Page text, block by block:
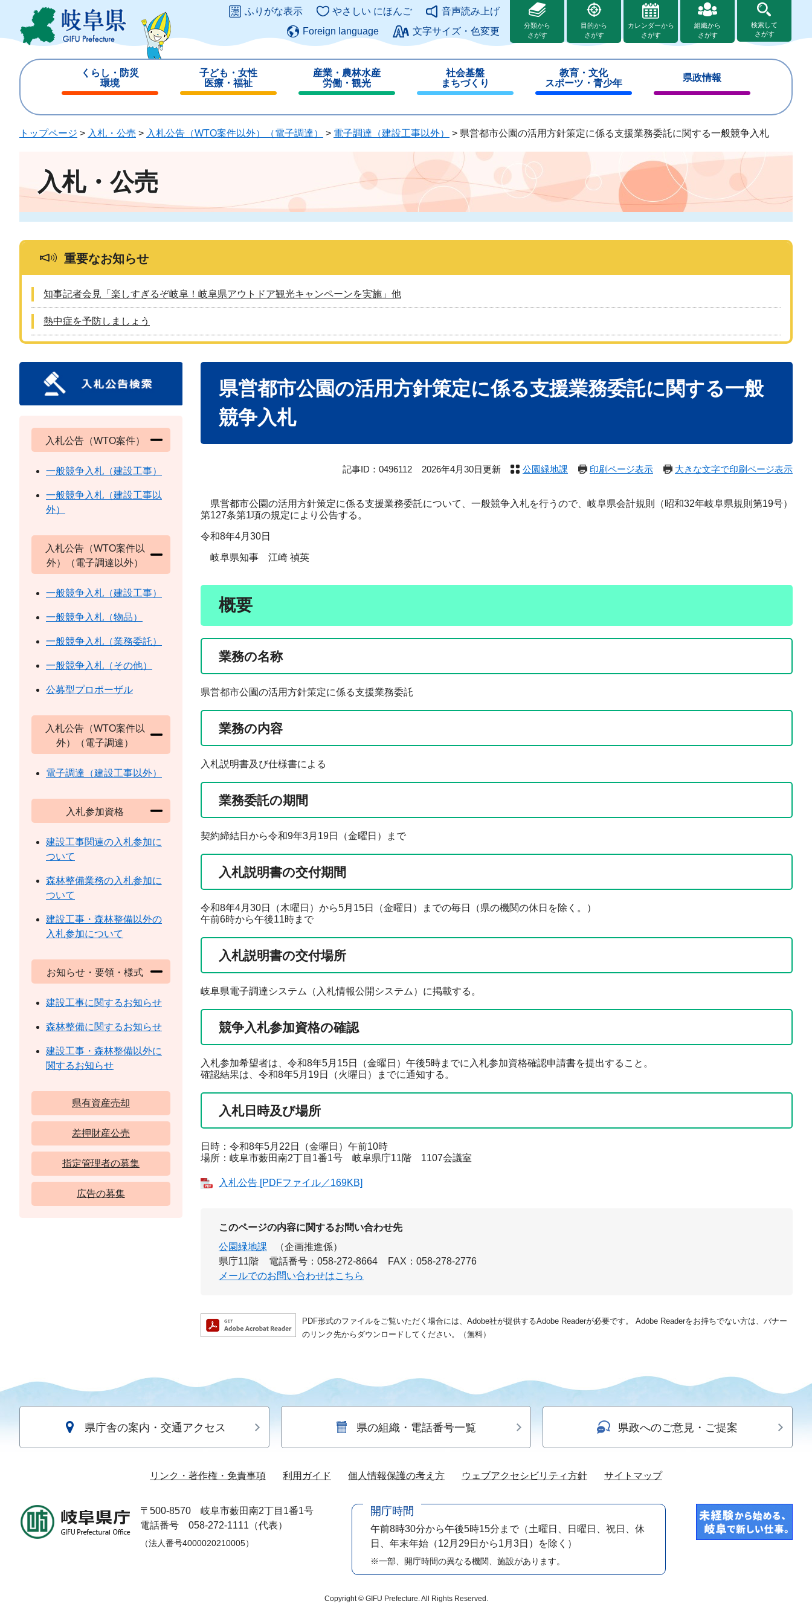
ジ
ュ
このページの本文へ
ふりがな表示 やさしい にほんご
音声読み上げ
Foreign language
文字サイズ・色変更
分類から
さがす
目的から
さがす
カレンダーから
さがす
組織から
さがす
検索して
さがす
くらし・防災
環境
じ
子ども・女性
医療・福祉
じ
る
産業・農林水産
労働・観光
じ
る
社会基盤
まちづくり
じ
る
教育・文化
スポーツ・青少年
じ
る
県政情報
じ
る
トップページ > 入札・公売 > 入札公告（WTO案件以外）（電子調達） > 電子調達（建設工事以外） > 県営都市公園の活用方針策定に係る支援業務委託に関する一般競争入札
入札・公売
重要なお知らせ
知事記者会見「楽しすぎるぞ岐阜！岐阜県アウトドア観光キャンペーンを実施」他
熱中症を予防しましょう
県営都市公園の活用方針策定に係る支援業務委託に関する一般
競争入札
記事ID：0496112 2026年4月30日更新 公園緑地課 印刷ページ表示 大きな文字で印刷ページ表示
県営都市公園の活用方針策定に係る支援業務委託について、一般競争入札を行うので、岐阜県会計規則（昭和32年岐阜県規則第19号）
第127条第1項の規定により公告する。
令和8年4月30日
岐阜県知事 江崎 禎英
概要
業務の名称
県営都市公園の活用方針策定に係る支援業務委託
業務の内容
入札説明書及び仕様書による
業務委託の期間
契約締結日から令和9年3月19日（金曜日）まで
入札説明書の交付期間
令和8年4月30日（木曜日）から5月15日（金曜日）までの毎日（県の機関の休日を除く。）
午前6時から午後11時まで
入札説明書の交付場所
岐阜県電子調達システム（入札情報公開システム）に掲載する。
競争入札参加資格の確認
入札参加希望者は、令和8年5月15日（金曜日）午後5時までに入札参加資格確認申請書を提出すること。
確認結果は、令和8年5月19日（火曜日）までに通知する。
入札日時及び場所
日時：令和8年5月22日（金曜日）午前10時
場所：岐阜市薮田南2丁目1番1号 岐阜県庁11階 1107会議室
入札公告 [PDFファイル／169KB]
このページの内容に関するお問い合わせ先
公園緑地課
（企画推進係）
県庁11階
電話番号：058-272-8664
FAX：058-278-2776
メールでのお問い合わせはこちら
PDF形式のファイルをご覧いただく場合には、Adobe社が提供するAdobe Readerが必要です。
Adobe Readerをお持ちでない方は、バナー
のリンク先からダウンロードしてください。（無料）
入札公告（WTO案件）
一般競争入札（建設工事）
一般競争入札（建設工事以
外）
入札公告（WTO案件以
外）（電子調達以外）
一般競争入札（建設工事）
一般競争入札（物品）
一般競争入札（業務委託）
一般競争入札（その他）
公募型プロポーザル
入札公告（WTO案件以
外）（電子調達）
電子調達（建設工事以外）
入札参加資格
建設工事関連の入札参加に
ついて
森林整備業務の入札参加に
ついて
建設工事・森林整備以外の
入札参加について
お知らせ・要領・様式
建設工事に関するお知らせ
森林整備に関するお知らせ
建設工事・森林整備以外に
関するお知らせ
県有資産売却
差押財産公売
指定管理者の募集
広告の募集
県庁舎の案内・交通アクセス 県の組織・電話番号一覧 県政へのご意見・ご提案
リンク・著作権・免責事項 利用ガイド 個人情報保護の考え方 ウェブアクセシビリティ方針 サイトマップ
〒500-8570
岐阜市薮田南2丁目1番1号
電話番号 058-272-1111（代表）
（法人番号4000020210005）
開庁時間
午前8時30分から午後5時15分まで （土曜日、日曜日、祝日、休
日、年末年始（12月29日から1月3日）を除く）
※一部、開庁時間の異なる機関、施設があります。
Copyright © GIFU Prefecture. All Rights Reserved.